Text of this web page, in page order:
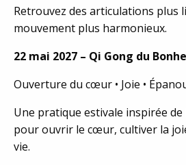
Retrouvez des articulations plus
mouvement plus harmonieux.
22 mai 2027 – Qi Gong du
Ouverture du cœur • Joie •
Une pratique estivale inspirée de
pour ouvrir le cœur, cultiver la
vie.